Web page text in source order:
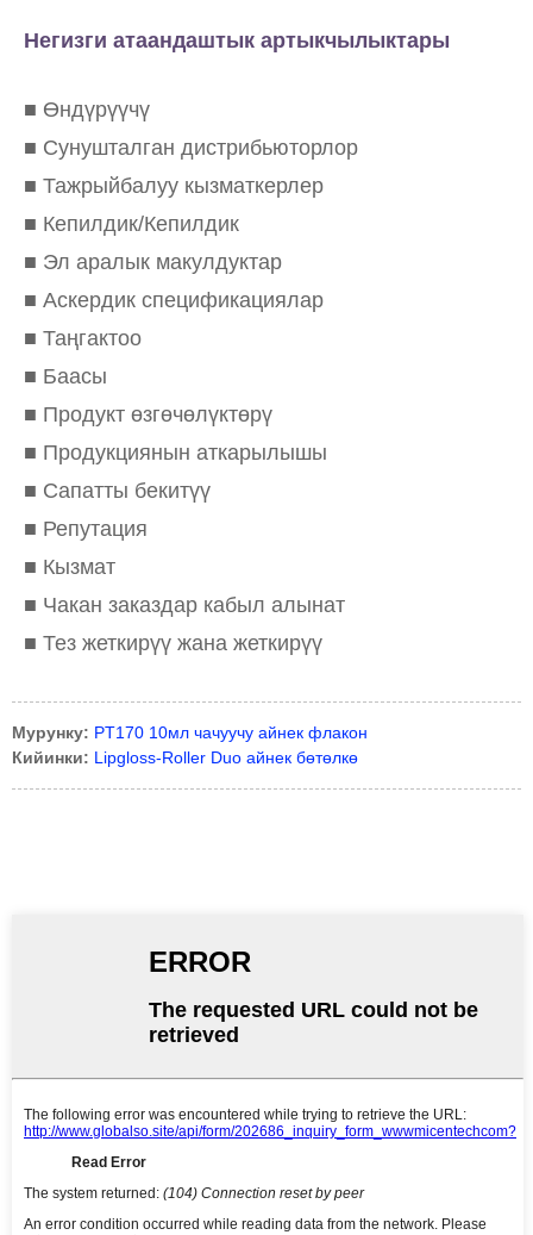
Негизги атаандаштык артыкчылыктары
■ Өндүрүүчү
■ Сунушталган дистрибьюторлор
■ Тажрыйбалуу кызматкерлер
■ Кепилдик/Кепилдик
■ Эл аралык макулдуктар
■ Аскердик спецификациялар
■ Таңгактоо
■ Баасы
■ Продукт өзгөчөлүктөрү
■ Продукциянын аткарылышы
■ Сапатты бекитүү
■ Репутация
■ Кызмат
■ Чакан заказдар кабыл алынат
■ Тез жеткирүү жана жеткирүү
Мурунку: PT170 10мл чачуучу айнек флакон
Кийинки: Lipgloss-Roller Duo айнек бөтөлкө